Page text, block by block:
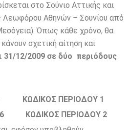
στο Σούνιο Αττικής και
Λεωφόρου Αθηνών – Σουνίου από
Όπως κάθε χρόνο, θα
σχετική αίτηση και
31/12/2009 σε δύο περιόδους
ΚΩΔΙΚΟΣ ΠΕΡΙΟΔΟΥ 1
ΚΩΔΙΚΟΣ ΠΕΡΙΟΔΟΥ 2